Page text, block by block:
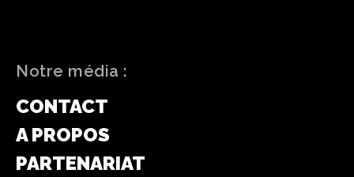
Notre média :
CONTACT
A PROPOS
PARTENARIAT